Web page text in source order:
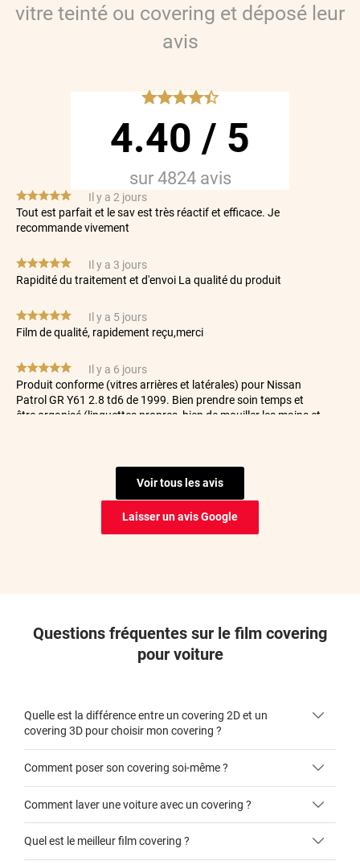
vitre teinté ou covering et déposé leur
avis
*****
4.40 / 5
sur 4824avis
*****
Tout est parfait et le sav est très réactif et efficace. Je
recommande vivement
Il y a 2 jours
*****
Rapidité du traitement et d'envoi La qualité du produit
Il y a 3 jours
*****
Film de qualité, rapidement reçu,merci
Il y a 5 jours
*****
Produit conforme (vitres arrières et latérales) pour Nissan
Patrol GR Y61 2.8 td6 de 1999. Bien prendre soin temps et
être organisé (linguettes propres, bien de mouiller les mains et
Bref très satisfait Je me tâte pour faire les vitres avant...
Il y a 6 jours
Il y a 7 jours
coupés à la bonne taille ce qui est parfait car ma Dacia Dokker
a des vitres avec des bords recourbés
*****
Livraison rapide avec 1 semaine d'avance merci
Il y a 15 jours
*****
De très bonne qualité, au top. Je recommande 👍
Il y a 15 jours
Voir tous les avis
Laisser un avis Google
Questions fréquentes sur le film covering
pour voiture
Quelle est la différence entre un covering 2D et un
covering 3D pour choisir mon covering ?
covering 2D
Comment poser son covering soi-même ?
Comment laver une voiture avec un covering ?
Quel est le meilleur film covering ?